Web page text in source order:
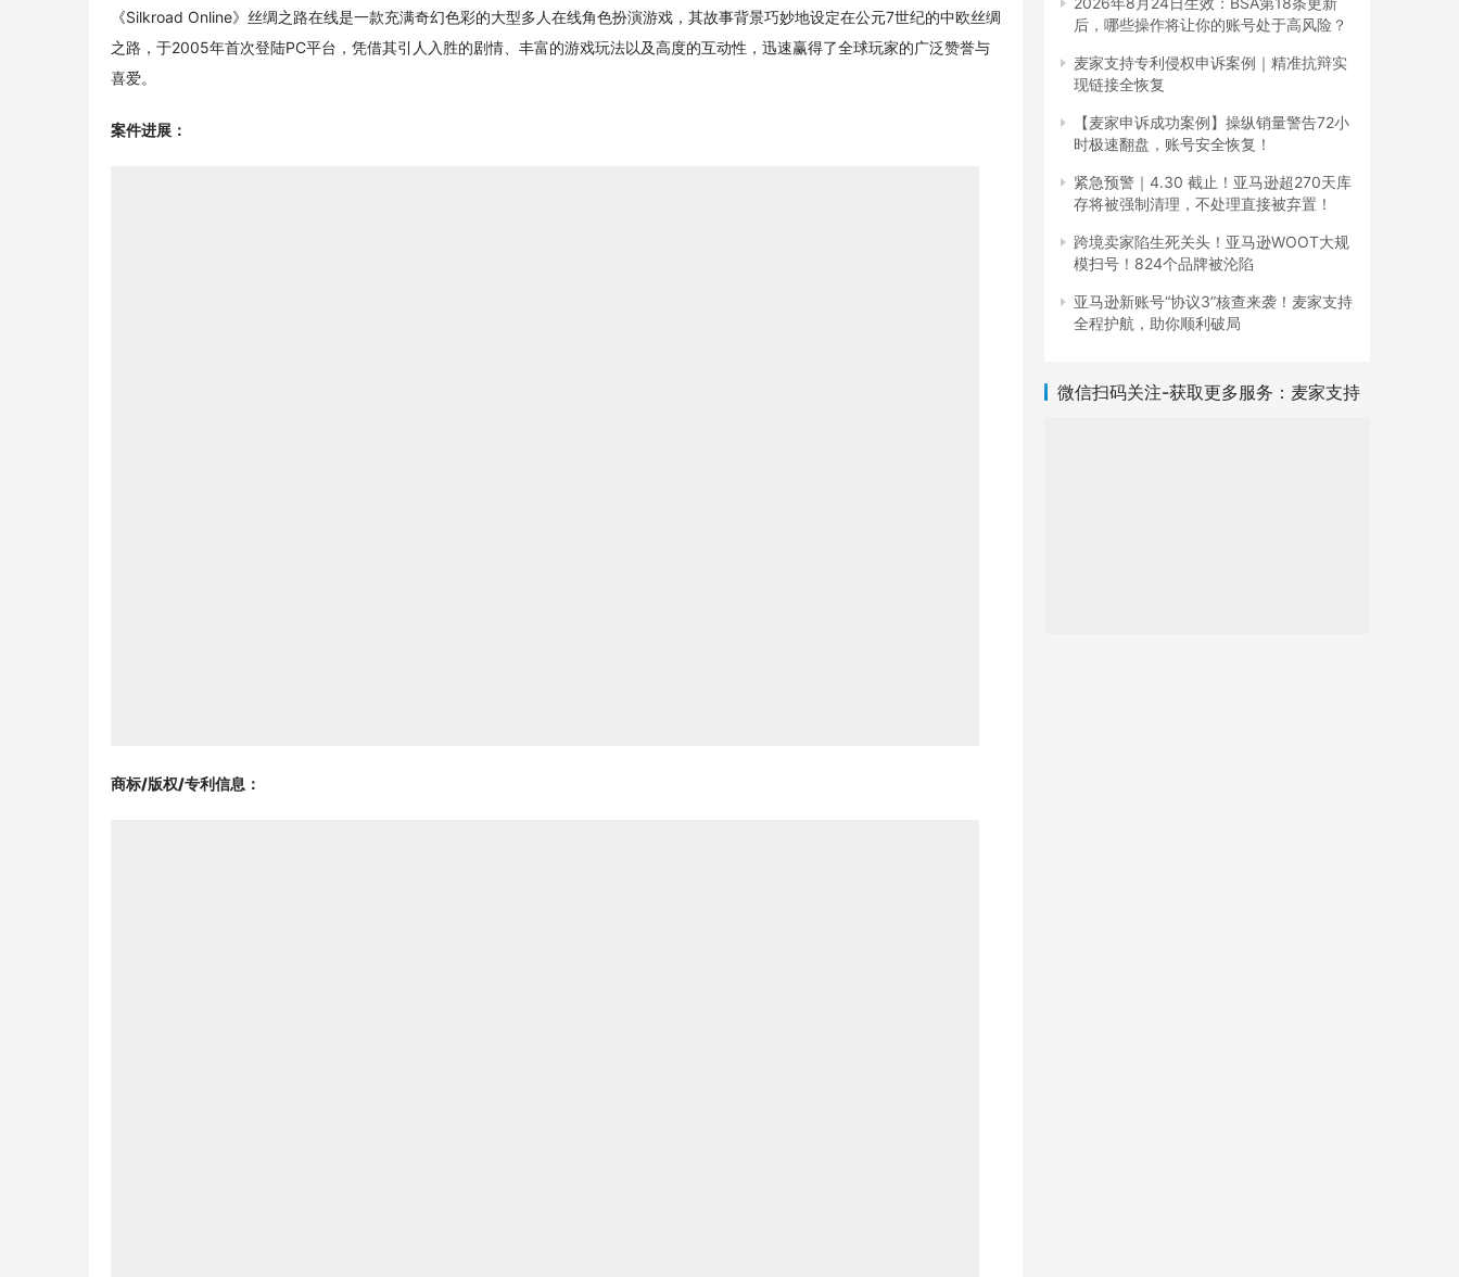
《Silkroad Online》丝绸之路在线是一款充满奇幻色彩的大型多人在线角色扮演游戏，其故事背景巧妙地设定在公元7世纪的中欧丝绸
之路，于2005年首次登陆PC平台，凭借其引人入胜的剧情、丰富的游戏玩法以及高度的互动性，迅速赢得了全球玩家的广泛赞誉与
喜爱。
案件进展：
商标/版权/专利信息 ：
后，哪些操作将让你的账号处于高风险？
麦家支持专利侵权申诉案例｜精准抗辩实
现链接全恢复
【麦家申诉成功案例】操纵销量警告72小
时极速翻盘，账号安全恢复！
紧急预警｜4.30 截止！亚马逊超270天库
存将被强制清理，不处理直接被弃置！
跨境卖家陷生死关头！亚马逊WOOT大规
模扫号！824个品牌被沦陷
亚马逊新账号“协议3”核查来袭！麦家支持
全程护航，助你顺利破局
微信扫码关注-获取更多服务：麦家支持